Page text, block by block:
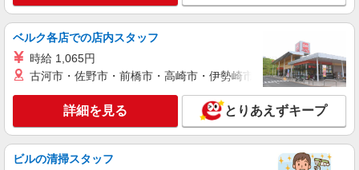
に！グルホの世話人♪
時給1500円〜2125円 ＜日払い有/週払い有/交
大田原市
キープ 詳細を見る
派遣社員
株式会社kotrio /●UT-H-2068035
ベルク各店での店内スタッフ
時給 1,065円
古河市・佐野市・前橋市・高崎市・伊勢崎市・太田市・館林市
詳細を見る とりあえずキープ
ビルの清掃スタッフ